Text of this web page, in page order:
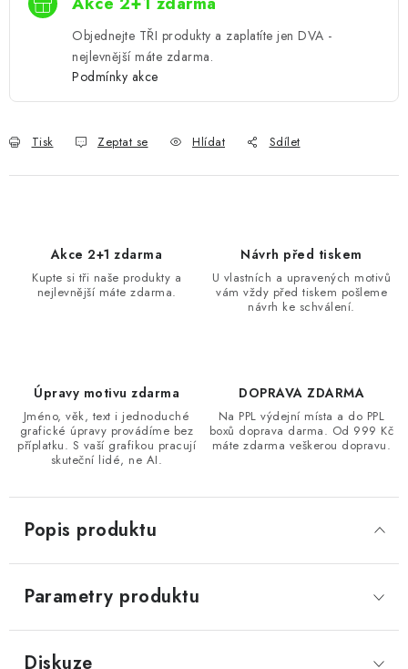
Objednejte TŘI produkty a zaplatíte jen DVA -
nejlevnější máte zdarma.
Podmínky akce
Tisk Zeptat se Hlídat Sdílet
Akce 2+1 zdarma
Kupte si tři naše produkty a
nejlevnější máte zdarma.
Návrh před tiskem
U vlastních a upravených motivů
vám vždy před tiskem pošleme
návrh ke schválení.
Úpravy motivu zdarma
Jméno, věk, text i jednoduché
grafické úpravy provádíme bez
příplatku. S vaší grafikou pracují
skuteční lidé, ne AI.
DOPRAVA ZDARMA
Na PPL výdejní místa a do PPL
boxů doprava darma. Od 999 Kč
máte zdarma veškerou dopravu.
Popis produktu
Parametry produktu
Diskuze